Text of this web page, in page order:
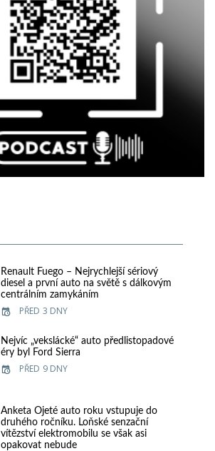
Renault Fuego – Nejrychlejší sériový
diesel a první auto na světě s dálkovým
centrálním zamykáním
PŘED 3 DNY
Nejvíc „vekslácké“ auto předlistopadové
éry byl Ford Sierra
PŘED 9 DNY
Anketa Ojeté auto roku vstupuje do
druhého ročníku. Loňské senzační
vítězství elektromobilu se však asi
opakovat nebude